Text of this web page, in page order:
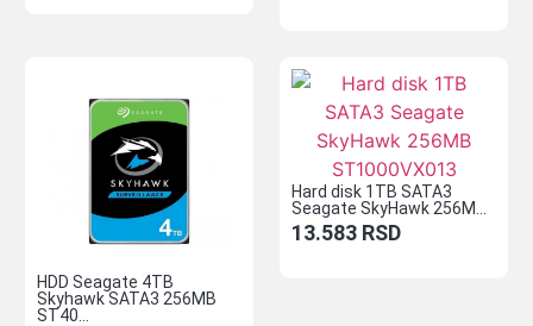
HDD Seagate 4TB
Skyhawk SATA3 256MB
ST40...
Hard disk 1TB SATA3
Seagate SkyHawk 256M...
13.583 RSD